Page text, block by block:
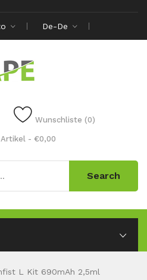
De-De
Wunschliste (0)
- €0,00
Search
L Kit 690mAh 2,5ml